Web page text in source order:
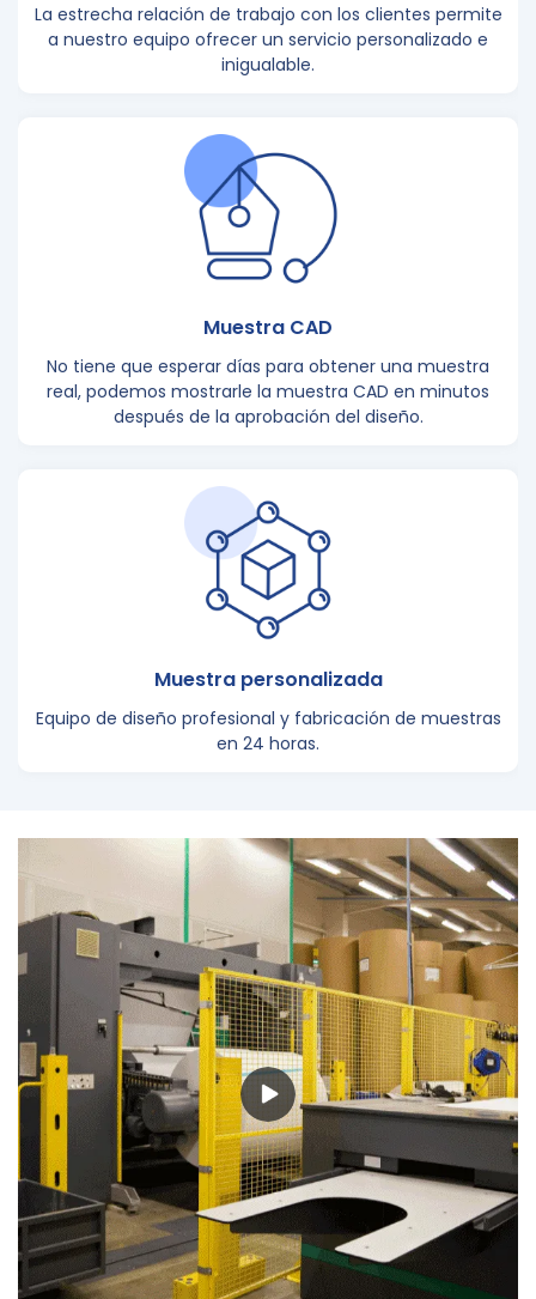
La estrecha relación de trabajo con los clientes permite
a nuestro equipo ofrecer un servicio personalizado e
inigualable.
Muestra CAD
No tiene que esperar días para obtener una muestra
real, podemos mostrarle la muestra CAD en minutos
después de la aprobación del diseño.
Muestra personalizada
Equipo de diseño profesional y fabricación de muestras
en 24 horas.